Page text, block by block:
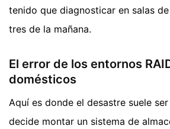
tenido que diagnosticar en salas
tres de la mañana.
El error de los entornos
domésticos
Aquí es donde el desastre suele
decide montar un sistema de